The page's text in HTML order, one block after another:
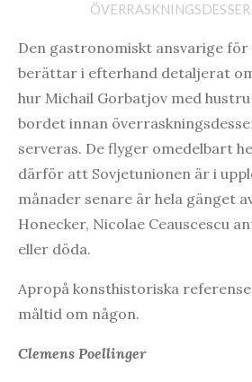
Den gastronomiskt ansvarige för
berättar i efterhand detaljerat
hur Michail Gorbatjov med
bordet innan
serveras. De flyger omedelbart
därför att Sovjetunionen är i
månader senare är hela gänget
Honecker, Nicolae Ceauscescu
eller döda.
Apropå konsthistoriska
måltid om någon.
Clemens Poellinger